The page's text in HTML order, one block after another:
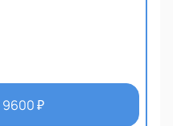
9600₽